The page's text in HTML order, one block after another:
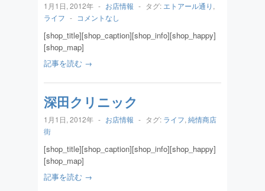
1月1日, 2012年 - お店情報 - タグ: エトアール通り ,
ライフ - コメントなし
[shop_title][shop_caption][shop_info][shop_happy]
[shop_map]
記事を読む →
深田クリニック
1月1日, 2012年 - お店情報 - タグ: ライフ, 純情商店
街
[shop_title][shop_caption][shop_info][shop_happy]
[shop_map]
記事を読む →